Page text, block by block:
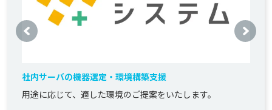
社内サーバの機器選定・環境構築支援
用途に応じて、適した環境のご提案をいたします。